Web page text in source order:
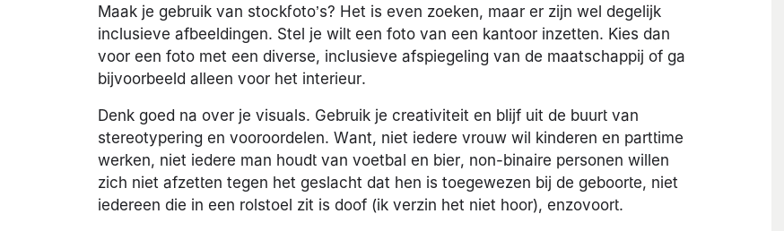
Maak je gebruik van stockfoto’s? Het is even zoeken, maar er zijn wel degelijk
inclusieve afbeeldingen. Stel je wilt een foto van een kantoor inzetten. Kies dan
voor een foto met een diverse, inclusieve afspiegeling van de maatschappij of ga
bijvoorbeeld alleen voor het interieur.
Denk goed na over je visuals. Gebruik je creativiteit en blijf uit de buurt van
stereotypering en vooroordelen. Want, niet iedere vrouw wil kinderen en parttime
werken, niet iedere man houdt van voetbal en bier, non-binaire personen willen
zich niet afzetten tegen het geslacht dat hen is toegewezen bij de geboorte, niet
iedereen die in een rolstoel zit is doof (ik verzin het niet hoor), enzovoort.